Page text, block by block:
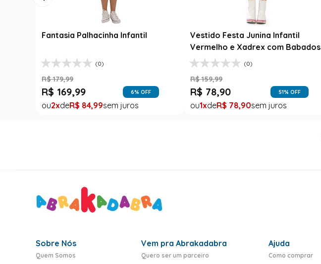
Fantasia Palhacinha Infantil
(0)
R$ 179,99
R$ 169,99 6% OFF
2 R$ 84,99
Vestido Festa Junina Infantil
Vermelho e Xadrex com Babados
(0)
R$ 159,99
R$ 78,90 51% OFF
1 R$ 78,90
Sobre Nós
Quem Somos
Vem pra Abrakadabra
Quero ser um parceiro
Ajuda
Como comprar